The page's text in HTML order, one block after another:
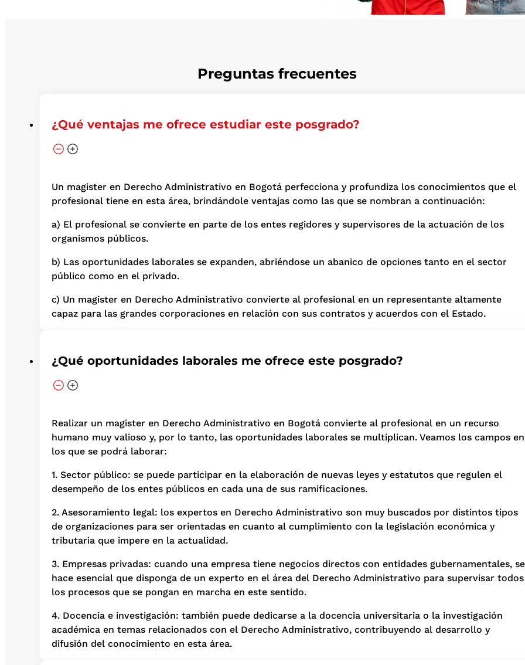
Preguntas frecuentes
¿Qué ventajas me ofrece estudiar este posgrado?
Un magister en Derecho Administrativo en Bogotá perfecciona y profundiza los conocimientos que el
profesional tiene en esta área, brindándole ventajas como las que se nombran a continuación:
a) El profesional se convierte en parte de los entes regidores y supervisores de la actuación de los
organismos públicos.
b) Las oportunidades laborales se expanden, abriéndose un abanico de opciones tanto en el sector
público como en el privado.
c) Un magister en Derecho Administrativo convierte al profesional en un representante altamente
capaz para las grandes corporaciones en relación con sus contratos y acuerdos con el Estado.
¿Qué oportunidades laborales me ofrece este posgrado?
Realizar un magister en Derecho Administrativo en Bogotá convierte al profesional en un recurso
humano muy valioso y, por lo tanto, las oportunidades laborales se multiplican. Veamos los campos en
los que se podrá laborar:
1. Sector público: se puede participar en la elaboración de nuevas leyes y estatutos que regulen el
desempeño de los entes públicos en cada una de sus ramificaciones.
2. Asesoramiento legal: los expertos en Derecho Administrativo son muy buscados por distintos tipos
de organizaciones para ser orientadas en cuanto al cumplimiento con la legislación económica y
tributaria que impere en la actualidad.
3. Empresas privadas: cuando una empresa tiene negocios directos con entidades gubernamentales, se
hace esencial que disponga de un experto en el área del Derecho Administrativo para supervisar todos
los procesos que se pongan en marcha en este sentido.
4. Docencia e investigación: también puede dedicarse a la docencia universitaria o la investigación
académica en temas relacionados con el Derecho Administrativo, contribuyendo al desarrollo y
difusión del conocimiento en esta área.